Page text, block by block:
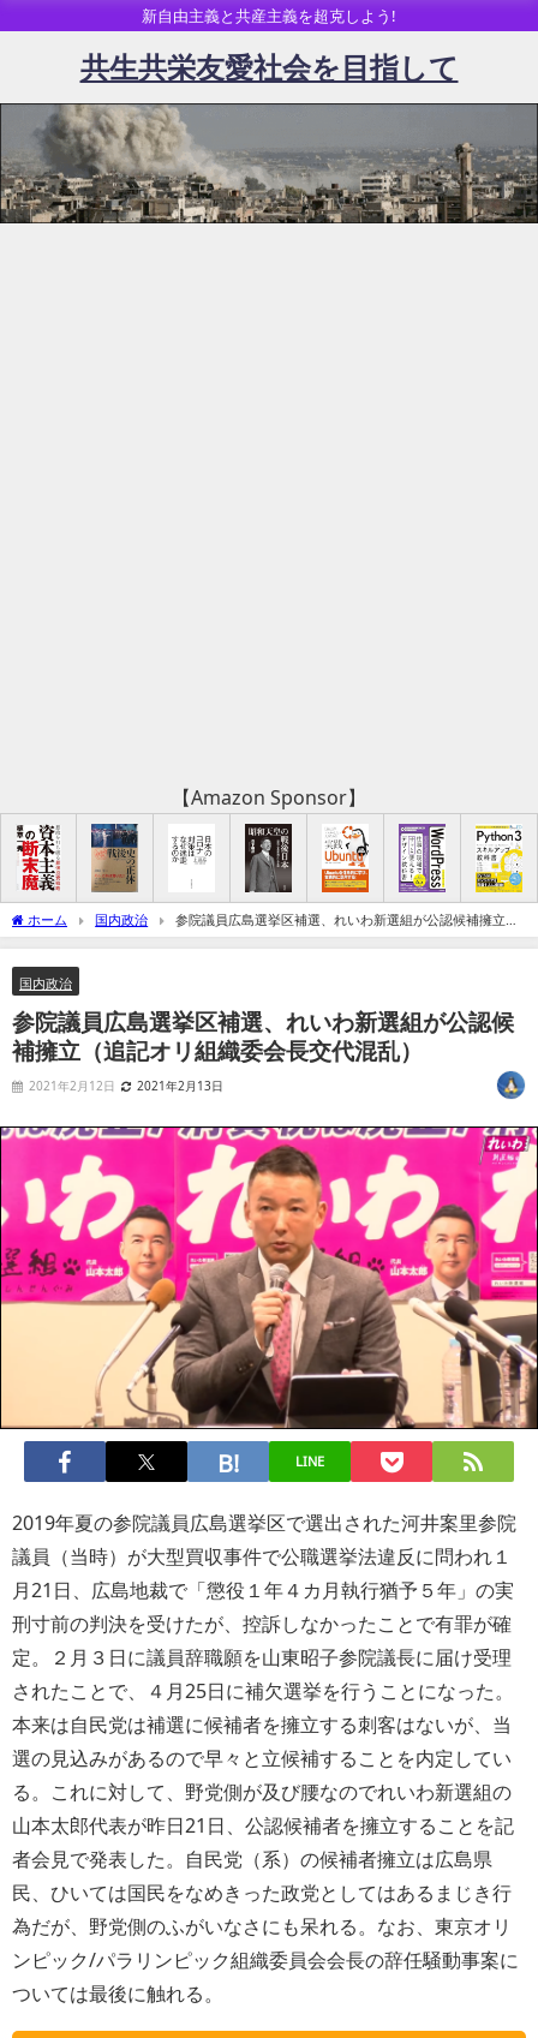
新自由主義と共産主義を超克しよう!
共生共栄友愛社会を目指して
【Amazon Sponsor】
ホーム 国内政治
参院議員広島選挙区補選、れいわ新選組が公認候補擁立
（追記オリ組織委会長交代混乱）
国内政治
参院議員広島選挙区補選、れいわ新選組が公認候
補擁立（追記オリ組織委会長交代混乱）
2021年2月12日 2021年2月13日
LINE
2019年夏の参院議員広島選挙区で選出された河井案里参院
議員（当時）が大型買収事件で公職選挙法違反に問われ１
月21日、広島地裁で「懲役１年４カ月執行猶予５年」の実
刑寸前の判決を受けたが、控訴しなかったことで有罪が確
定。２月３日に議員辞職願を山東昭子参院議長に届け受理
されたことで、４月25日に補欠選挙を行うことになった。
本来は自民党は補選に候補者を擁立する刺客はないが、当
選の見込みがあるので早々と立候補することを内定してい
る。これに対して、野党側が及び腰なのでれいわ新選組の
山本太郎代表が昨日21日、公認候補者を擁立することを記
者会見で発表した。自民党（系）の候補者擁立は広島県
民、ひいては国民をなめきった政党としてはあるまじき行
為だが、野党側のふがいなさにも呆れる。なお、東京オリ
ンピック/パラリンピック組織委員会会長の辞任騒動事案に
ついては最後に触れる。